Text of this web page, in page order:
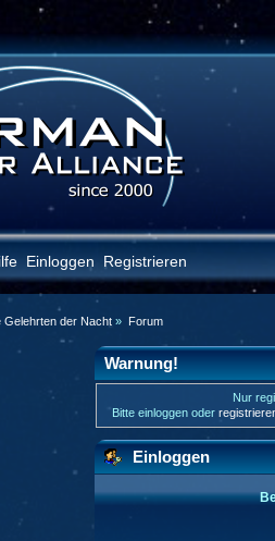
Einloggen Registrieren
Gelehrten der Nacht » Forum
Warnung!
Nur
Bitte einloggen oder
Einloggen